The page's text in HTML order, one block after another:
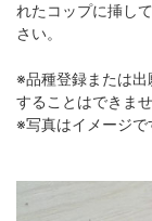
れたコップに挿し
さい。
※品種登録または
することはできませ
※写真はイメージで